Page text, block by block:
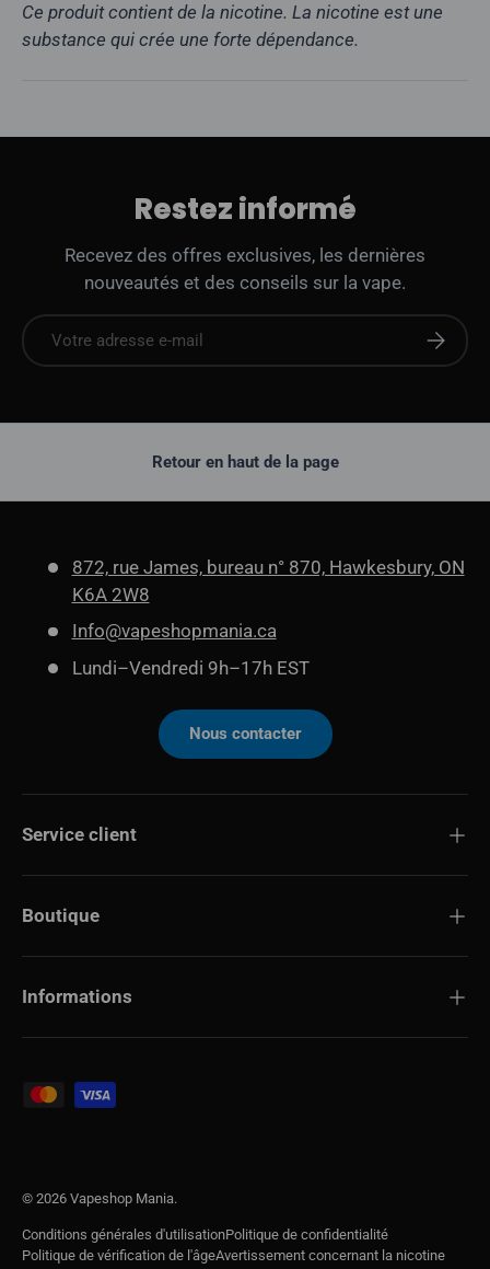
Ce produit contient de la nicotine. La nicotine est une
substance qui crée une forte dépendance.
Restez informé
Recevez des offres exclusives, les dernières
nouveautés et des conseils sur la vape.
E-mail
Retour en haut de la page
872, rue James, bureau n° 870, Hawkesbury, ON
K6A 2W8
Info@vapeshopmania.ca
Lundi–Vendredi 9h–17h EST
Nous contacter
Service client
Boutique
Informations
Modes de paiement acceptés
© 2026 Vapeshop Mania.
Conditions générales d'utilisationPolitique de confidentialité
Politique de vérification de l'âgeAvertissement concernant la nicotine